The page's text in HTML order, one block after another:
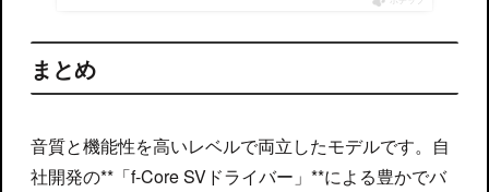
まとめ
音質と機能性を高いレベルで両立したモデルです。自
社開発の**「f-Core SVドライバー」**による豊かでバ